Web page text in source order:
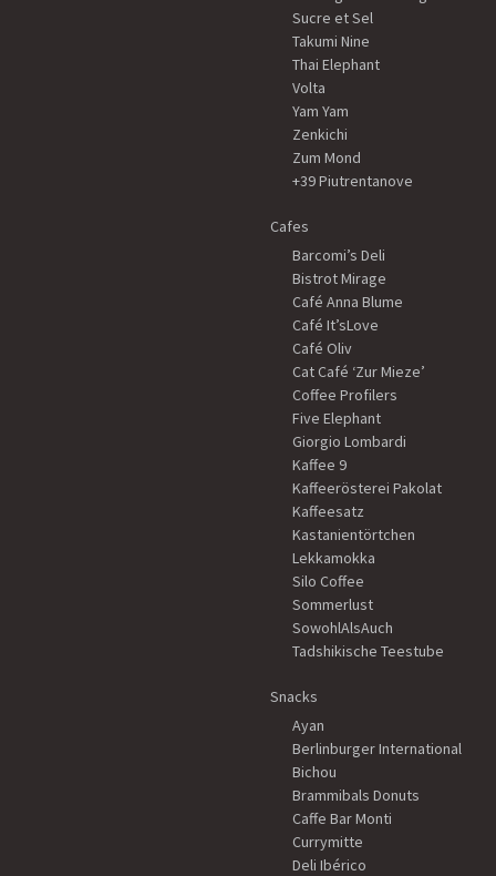
Sucre et Sel
Takumi Nine
Thai Elephant
Volta
Yam Yam
Zenkichi
Zum Mond
+39 Piutrentanove
Cafes
Barcomi’s Deli
Bistrot Mirage
Café Anna Blume
Café It’sLove
Café Oliv
Cat Café ‘Zur Mieze’
Coffee Profilers
Five Elephant
Giorgio Lombardi
Kaffee 9
Kaffeerösterei Pakolat
Kaffeesatz
Kastanientörtchen
Lekkamokka
Silo Coffee
Sommerlust
SowohlAlsAuch
Tadshikische Teestube
Snacks
Ayan
Berlinburger International
Bichou
Brammibals Donuts
Caffe Bar Monti
Currymitte
Deli Ibérico